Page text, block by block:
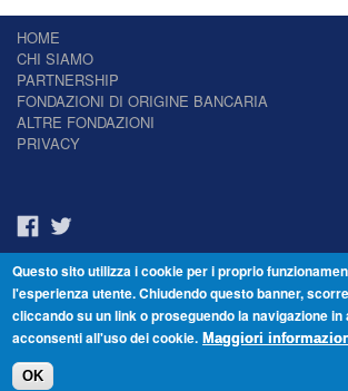
HOME
CHI SIAMO
PARTNERSHIP
FONDAZIONI DI ORIGINE BANCARIA
ALTRE FONDAZIONI
PRIVACY
Il Giornale delle Fondazioni
Reg. Tribunale n.7 del 22/07/
© Fondazione Venezia 2000 - Dorsoduro 3488/U -
Questo sito utilizza i cookie per i proprio
l'esperienza utente. Chiudendo questo banner,
cliccando su un link o proseguendo la navigazione
acconsenti all'uso dei cookie. Maggiori
OK